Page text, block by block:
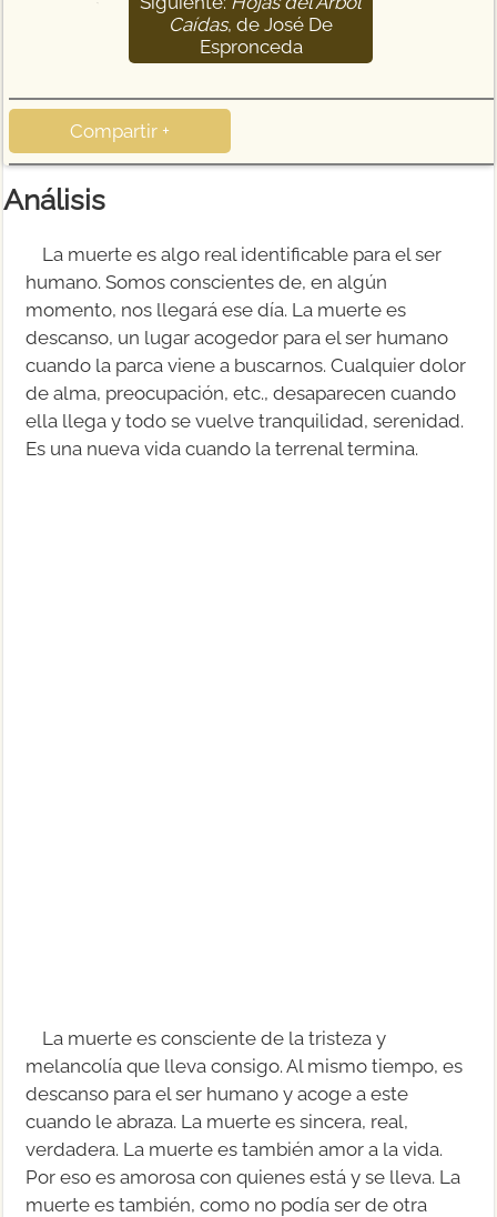
Caídas, de José De
Espronceda
Compartir +
Análisis
La muerte es algo real identificable para el ser
humano. Somos conscientes de, en algún
momento, nos llegará ese día. La muerte es
descanso, un lugar acogedor para el ser humano
cuando la parca viene a buscarnos. Cualquier dolor
de alma, preocupación, etc., desaparecen cuando
ella llega y todo se vuelve tranquilidad, serenidad.
Es una nueva vida cuando la terrenal termina.
La muerte es consciente de la tristeza y
melancolía que lleva consigo. Al mismo tiempo, es
descanso para el ser humano y acoge a este
cuando le abraza. La muerte es sincera, real,
verdadera. La muerte es también amor a la vida.
Por eso es amorosa con quienes está y se lleva. La
muerte es también, como no podía ser de otra